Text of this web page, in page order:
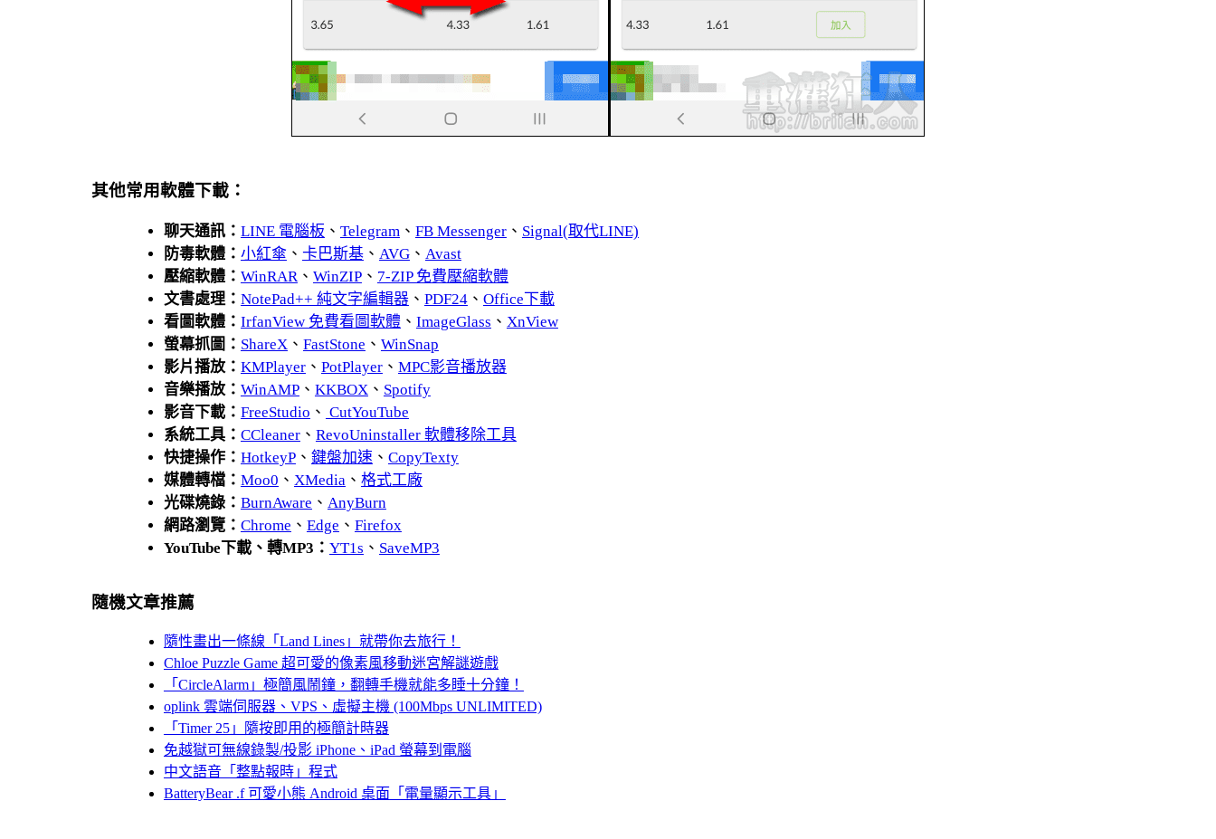
其他常用軟體下載：
聊天通訊： LINE 電腦板 、 Telegram、 FB Messenger、 Signal(取代LINE)
防毒軟體： 小紅傘 、 卡巴斯基、 AVG、 Avast
壓縮軟體： WinRAR、 WinZIP、 7-ZIP 免費壓縮軟體
文書處理： NotePad++ 純文字編輯器、 PDF24、 Office下載
看圖軟體： IrfanView 免費看圖軟體、 ImageGlass 、 XnView
螢幕抓圖： ShareX、 FastStone 、 WinSnap
影片播放： KMPlayer、 PotPlayer、 MPC影音播放器
音樂播放： WinAMP、 KKBOX、 Spotify
影音下載： FreeStudio 、 CutYouTube
系統工具： CCleaner、 RevoUninstaller 軟體移除工具
快捷操作： HotkeyP、 鍵盤加速、 CopyTexty
媒體轉檔： Moo0 、 XMedia、 格式工廠
光碟燒錄： BurnAware 、 AnyBurn
網路瀏覽： Chrome 、 Edge 、 Firefox
YouTube下載、轉MP3： YT1s 、 SaveMP3
隨機文章推薦
隨性畫出一條線「Land Lines」就帶你去旅行！
Chloe Puzzle Game 超可愛的像素風移動迷宮解謎遊戲
「CircleAlarm」極簡風鬧鐘，翻轉手機就能多睡十分鐘！
oplink 雲端伺服器、VPS、虛擬主機 (100Mbps UNLIMITED)
「Timer 25」隨按即用的極簡計時器
免越獄可無線錄製/投影 iPhone、iPad 螢幕到電腦
中文語音「整點報時」程式
BatteryBear .f 可愛小熊 Android 桌面「電量顯示工具」